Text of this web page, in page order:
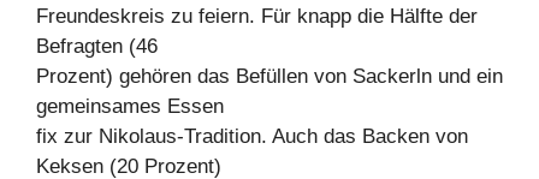
Freundeskreis zu feiern. Für knapp die Hälfte der
Befragten (46
Prozent) gehören das Befüllen von Sackerln und ein
gemeinsames Essen
fix zur Nikolaus-Tradition. Auch das Backen von
Keksen (20 Prozent)